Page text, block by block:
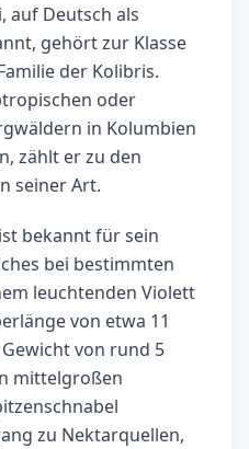
auf Deutsch als
gehört zur Klasse
der Kolibris.
oder
in Kolumbien
zählt er zu den
seiner Art.
bekannt für sein
bei bestimmten
leuchtenden Violett
von etwa 11
von rund 5
mittelgroßen
zu Nektarquellen,